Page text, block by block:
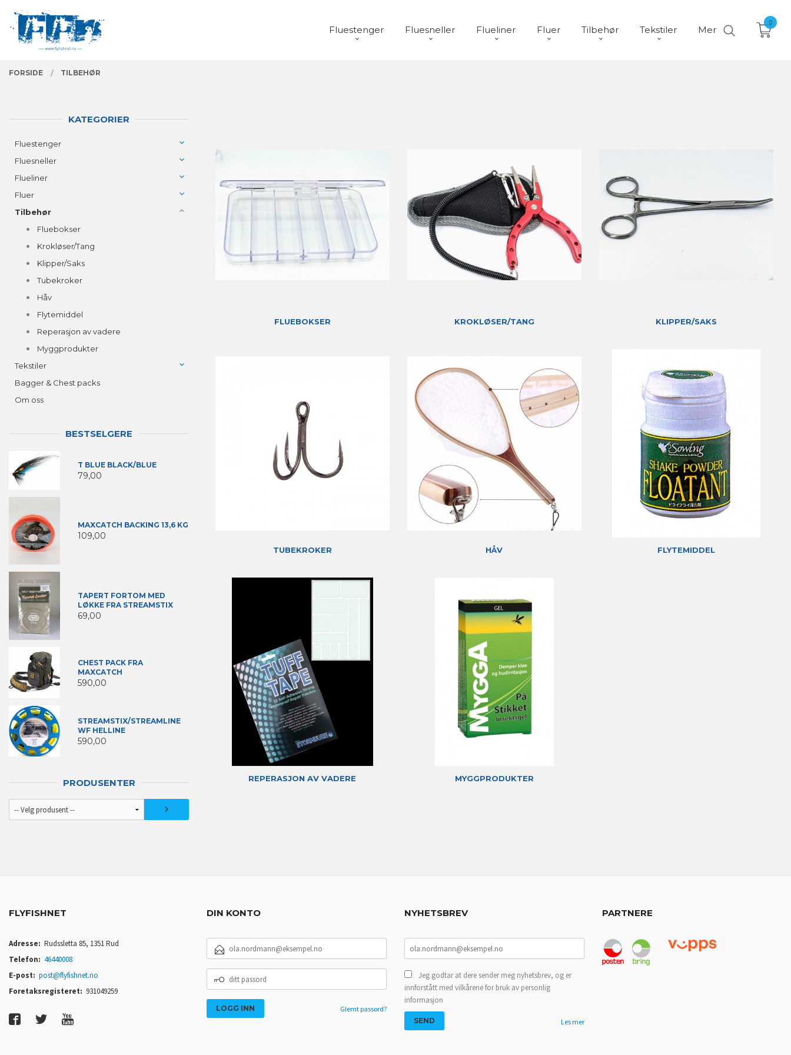
innholdet
PRODUKTER
Fluestenger Fluesneller Flueliner Fluer Tilbehør Tekstiler Mer
Lukk
0
FORSIDE TILBEHØR
FLUEBOKSER KROKLØSER/TANG KLIPPER/SAKS
TUBEKROKER HÅV FLYTEMIDDEL
REPERASJON AV VADERE MYGGPRODUKTER
KATEGORIER
Fluestenger
Fluesneller
Flueliner
Fluer
Tilbehør
Fluebokser
Krokløser/Tang
Klipper/Saks
Tubekroker
Håv
Flytemiddel
Reperasjon av vadere
Myggprodukter
Tekstiler
Bagger & Chest packs
Om oss
BESTSELGERE
T BLUE BLACK/BLUE
79,00
MAXCATCH BACKING 13,6 KG
109,00
TAPERT FORTOM MED
LØKKE FRA STREAMSTIX
69,00
CHEST PACK FRA
MAXCATCH
590,00
STREAMSTIX/STREAMLINE
WF HELLINE
590,00
PRODUSENTER
FLYFISHNET
Adresse: Rudssletta 85, 1351 Rud
Telefon: 46440008
E-post: post@flyfishnet.no
Foretaksregisteret: 931049259
DIN KONTO
POSTADRESSE
PASSORD
Glemt passord?
NYHETSBREV
Jeg godtar at dere sender meg nyhetsbrev, og er
innforstått med vilkårene for bruk av personlig
informasjon
Les mer
PARTNERE